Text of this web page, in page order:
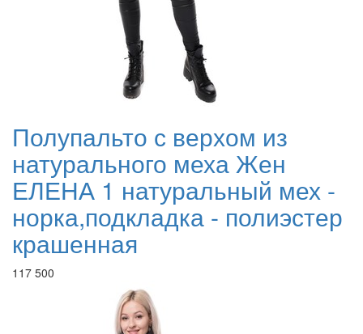
Полупальто с верхом из
натурального меха Жен
ЕЛЕНА 1 натуральный мех -
норка,подкладка - полиэстер
крашенная
117 500